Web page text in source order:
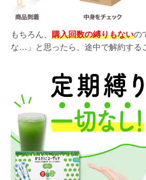
もちろん、 購入回数の縛りもないの
な…」と思ったら、途中で解約する